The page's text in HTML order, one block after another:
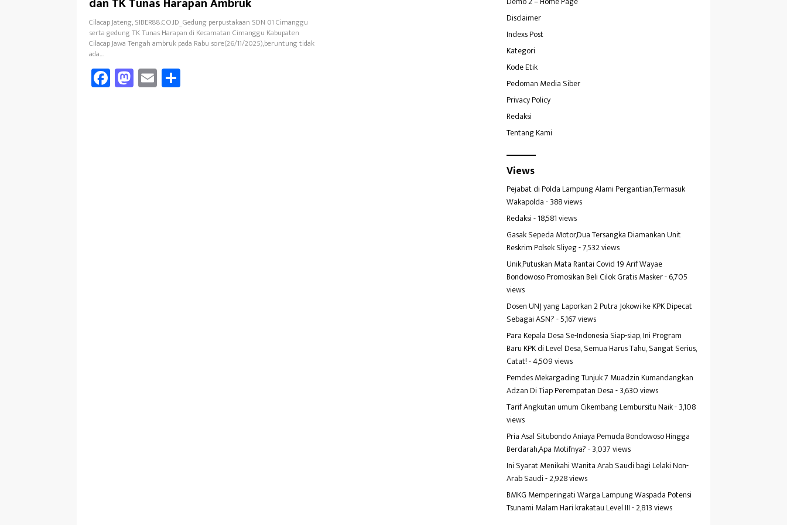
Cilacap Jateng, SIBER88.CO.ID_Gedung perpustakaan SDN 01 Cimanggu
serta gedung TK Tunas Harapan di Kecamatan Cimanggu Kabupaten
Cilacap Jawa Tengah ambruk pada Rabu sore(26/11/2025),beruntung tidak
ada…
Fa
ce
M
as
E
m
Disclaimer
Indexs Post
Kategori
Kode Etik
Pedoman Media Siber
Privacy Policy
Redaksi
Tentang Kami
Views
Pejabat di Polda Lampung Alami Pergantian,Termasuk
Wakapolda- 388 views
Redaksi- 18,581 views
Gasak Sepeda Motor,Dua Tersangka Diamankan Unit
Reskrim Polsek Sliyeg- 7,532 views
Unik,Putuskan Mata Rantai Covid 19 Arif Wayae
Bondowoso Promosikan Beli Cilok Gratis Masker- 6,705
views
Dosen UNJ yang Laporkan 2 Putra Jokowi ke KPK Dipecat
Sebagai ASN?- 5,167 views
Para Kepala Desa Se-Indonesia Siap-siap, Ini Program
Baru KPK di Level Desa, Semua Harus Tahu, Sangat Serius,
Catat!- 4,509 views
Pemdes Mekargading Tunjuk 7 Muadzin Kumandangkan
Adzan Di Tiap Perempatan Desa- 3,630 views
Tarif Angkutan umum Cikembang Lembursitu Naik- 3,108
views
Pria Asal Situbondo Aniaya Pemuda Bondowoso Hingga
Berdarah,Apa Motifnya?- 3,037 views
Ini Syarat Menikahi Wanita Arab Saudi bagi Lelaki Non-
Arab Saudi- 2,928 views
BMKG Memperingati Warga Lampung Waspada Potensi
Tsunami Malam Hari krakatau Level III- 2,813 views